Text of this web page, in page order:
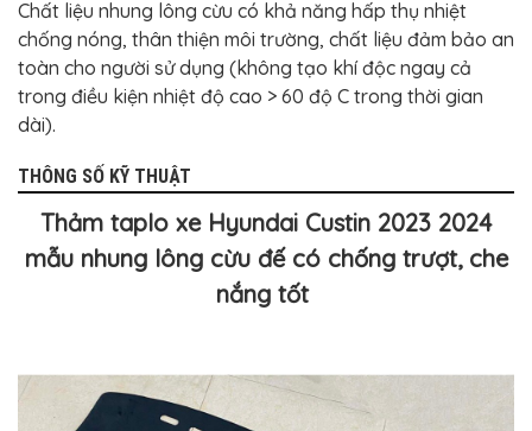
Chất liệu nhung lông cừu có khả năng hấp thụ nhiệt
chống nóng, thân thiện môi trường, chất liệu đảm bảo an
toàn cho người sử dụng (không tạo khí độc ngay cả
trong điều kiện nhiệt độ cao > 60 độ C trong thời gian
dài).
THÔNG SỐ KỸ THUẬT
Thảm taplo xe Hyundai Custin 2023 2024
mẫu nhung lông cừu đế có chống trượt, che
nắng tốt